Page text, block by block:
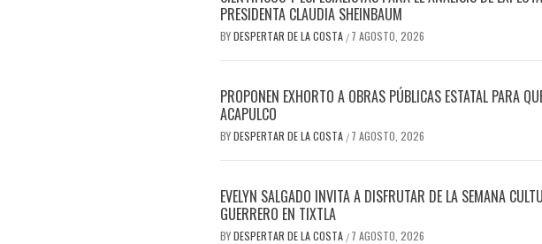
PRESIDENTA CLAUDIA SHEINBAUM
BYDESPERTAR DE LA COSTA / 7 AGOSTO, 2026
PROPONEN EXHORTO A OBRAS PÚBLICAS ESTATAL PARA
ACAPULCO
BYDESPERTAR DE LA COSTA / 7 AGOSTO, 2026
EVELYN SALGADO INVITA A DISFRUTAR DE LA SEMANA
GUERRERO EN TIXTLA
BYDESPERTAR DE LA COSTA / 7 AGOSTO, 2026